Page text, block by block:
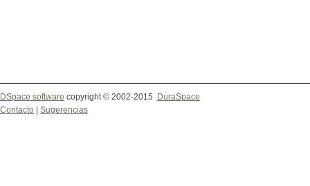
DSpace software copyright © 2002-2015
DuraSpace
Contacto
Sugerencias